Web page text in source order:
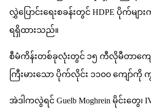
လွှဲပြောင်းရေးစခန်းတွင် HDPE ပိုက်မ
ရရှိထားသည်။
စီမံကိန်းတစ်ခုလုံးတွင် ၁၅ ကီလိုမီတာကျော်
ကြီးမားသော ပိုက်လိုင်း ၁၁၀၀ ကျော်
အဲဒါကလွဲရင် Guelb Moghrein မိုင်းတွေ